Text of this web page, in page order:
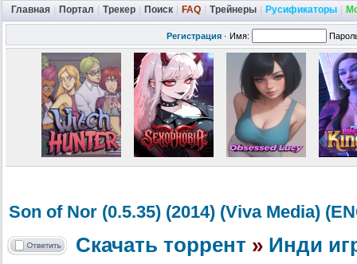
Главная Портал Трекер Поиск FAQ Трейнеры Русификаторы
Регистрация · Имя:
Son of Nor (0.5.35) (2014) (Viva Media)
Скачать торрент » Инди